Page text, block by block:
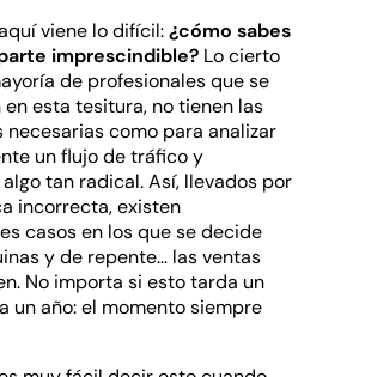
viene lo difícil:¿cómo sabes
imprescindible? Lo cierto
de profesionales que se
esta tesitura, no tienen las
necesarias como para analizar
un flujo de tráfico y
tan radical. Así, llevados por
incorrecta, existen
casos en los que se decide
y de repente… las ventas
No importa si esto tarda un
un año: el momento siempre